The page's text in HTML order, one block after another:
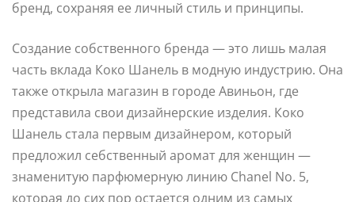
бренд, сохраняя ее личный стиль и принципы.
Создание собственного бренда — это лишь малая
часть вклада Коко Шанель в модную индустрию. Она
также открыла магазин в городе Авиньон, где
представила свои дизайнерские изделия. Коко
Шанель стала первым дизайнером, который
предложил себственный аромат для женщин —
знаменитую парфюмерную линию Chanel No. 5,
которая до сих пор остается одним из самых